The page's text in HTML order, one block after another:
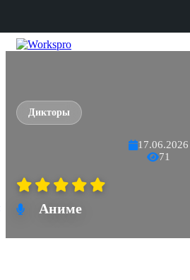
Дикторы
17.06.2026
71
Аниме